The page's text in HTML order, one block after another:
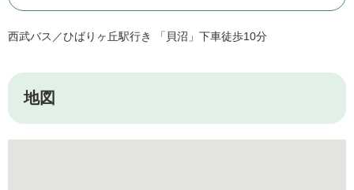
西武バス／ひばりヶ丘駅行き 「貝沼」下車徒歩10分
地図